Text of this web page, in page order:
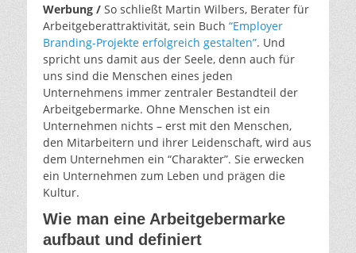
Werbung / So schließt Martin Wilbers, Berater für
Arbeitgeberattraktivität, sein Buch “Employer
Branding-Projekte erfolgreich gestalten”. Und
spricht uns damit aus der Seele, denn auch für
uns sind die Menschen eines jeden
Unternehmens immer zentraler Bestandteil der
Arbeitgebermarke. Ohne Menschen ist ein
Unternehmen nichts – erst mit den Menschen,
den Mitarbeitern und ihrer Leidenschaft, wird aus
dem Unternehmen ein “Charakter”. Sie erwecken
ein Unternehmen zum Leben und prägen die
Kultur.
Wie man eine Arbeitgebermarke
aufbaut und definiert